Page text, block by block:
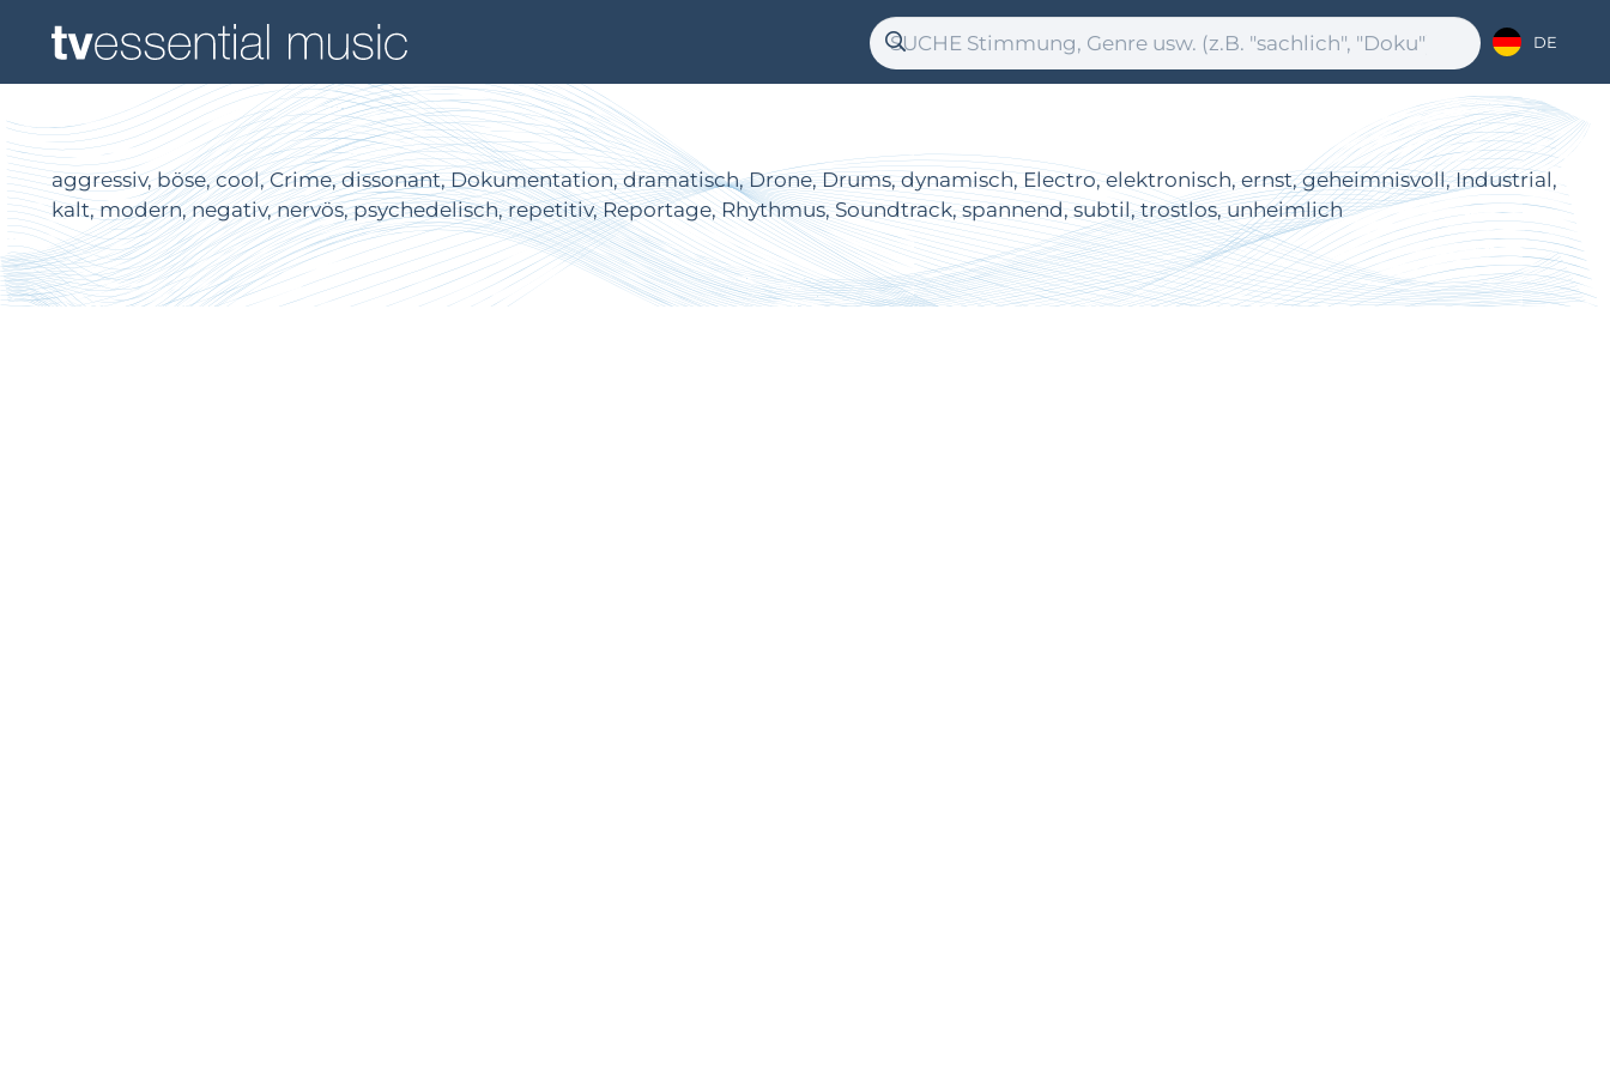
DE
aggressiv, böse, cool, Crime, dissonant, Dokumentation, dramatisch, Drone, Drums, dynamisch, Electro, elektronisch, ernst, geheimnisvoll, Industrial,
kalt, modern, negativ, nervös, psychedelisch, repetitiv, Reportage, Rhythmus, Soundtrack, spannend, subtil, trostlos, unheimlich